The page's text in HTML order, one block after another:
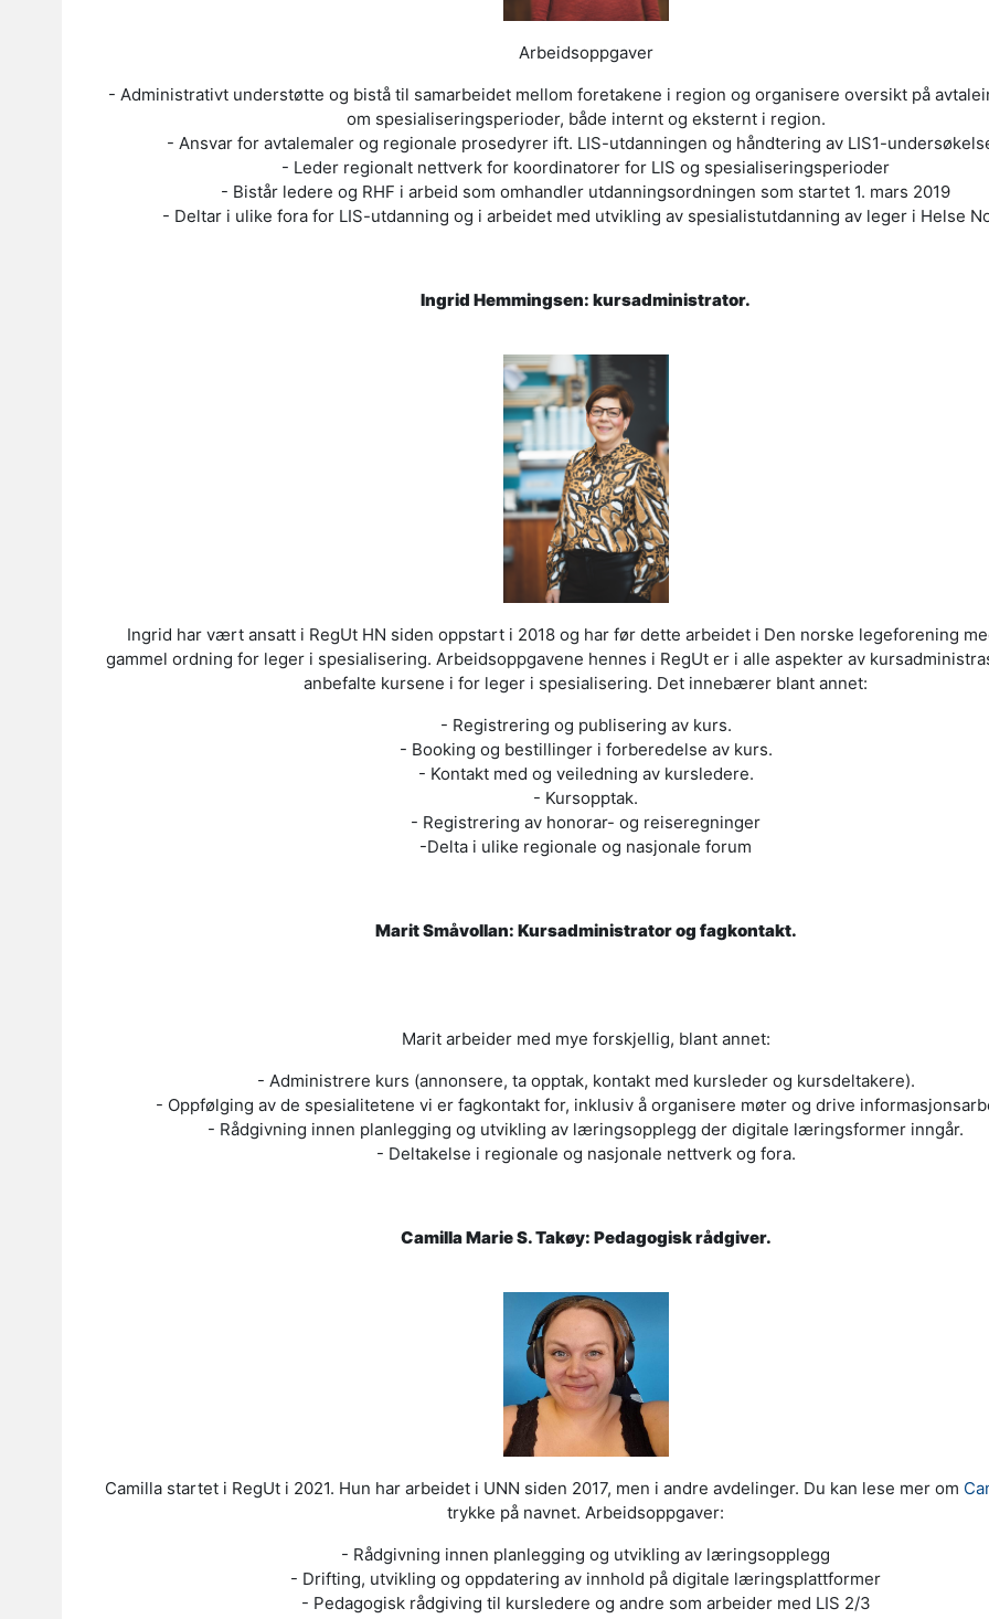
Arbeidsoppgaver
- Administrativt understøtte og bistå til samarbeidet mellom foretakene i region og organisere oversikt på
om spesialiseringsperioder, både internt og eksternt i region.
- Ansvar for avtalemaler og regionale prosedyrer ift. LIS-utdanningen og håndtering av LIS1-
- Leder regionalt nettverk for koordinatorer for LIS og spesialiseringsperioder
- Bistår ledere og RHF i arbeid som omhandler utdanningsordningen som startet 1. mars 2019
- Deltar i ulike fora for LIS-utdanning og i arbeidet med utvikling av spesialistutdanning av leger i Helse
Ingrid Hemmingsen: kursadministrator.
Ingrid har vært ansatt i RegUt HN siden oppstart i 2018 og har før dette arbeidet i Den norske legeforening
gammel ordning for leger i spesialisering. Arbeidsoppgavene hennes i RegUt er i alle aspekter av
anbefalte kursene i for leger i spesialisering. Det innebærer blant annet:
- Registrering og publisering av kurs.
- Booking og bestillinger i forberedelse av kurs.
- Kontakt med og veiledning av kursledere.
- Kursopptak.
- Registrering av honorar- og reiseregninger
-Delta i ulike regionale og nasjonale forum
Marit Småvollan: Kursadministrator og fagkontakt.
Marit arbeider med mye forskjellig, blant annet:
- Administrere kurs (annonsere, ta opptak, kontakt med kursleder og kursdeltakere).
- Oppfølging av de spesialitetene vi er fagkontakt for, inklusiv å organisere møter og drive
- Rådgivning innen planlegging og utvikling av læringsopplegg der digitale læringsformer inngår.
- Deltakelse i regionale og nasjonale nettverk og fora.
Camilla Marie S. Takøy: Pedagogisk rådgiver.
Camilla startet i RegUt i 2021. Hun har arbeidet i UNN siden 2017, men i andre avdelinger. Du kan lese mer om
trykke på navnet. Arbeidsoppgaver:
- Rådgivning innen planlegging og utvikling av læringsopplegg
- Drifting, utvikling og oppdatering av innhold på digitale læringsplattformer
- Pedagogisk rådgiving til kursledere og andre som arbeider med LIS 2/3